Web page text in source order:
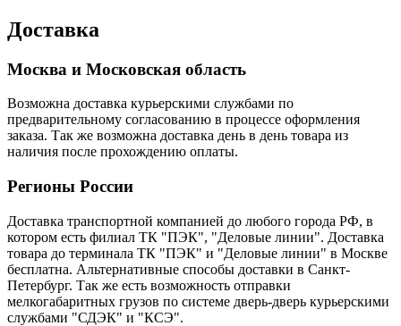
Доставка
Москва и Московская область
Возможна доставка курьерскими службами по
предварительному согласованию в процессе оформления
заказа. Так же возможна доставка день в день товара из
наличия после прохождению оплаты.
Регионы России
Доставка транспортной компанией до любого города РФ, в
котором есть филиал ТК "ПЭК", "Деловые линии". Доставка
товара до терминала ТК "ПЭК" и "Деловые линии" в Москве
бесплатна. Альтернативные способы доставки в Санкт-
Петербург. Так же есть возможность отправки
мелкогабаритных грузов по системе дверь-дверь курьерскими
службами "СДЭК" и "КСЭ".